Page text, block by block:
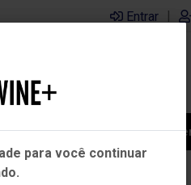
Entrar |
Departamentos Mais
para você continuar